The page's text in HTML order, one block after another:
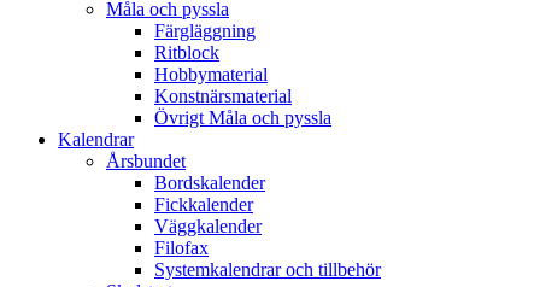
Måla och pyssla
Färgläggning
Ritblock
Hobbymaterial
Konstnärsmaterial
Övrigt Måla och pyssla
Kalendrar
Årsbundet
Bordskalender
Fickkalender
Väggkalender
Filofax
Systemkalendrar och tillbehör